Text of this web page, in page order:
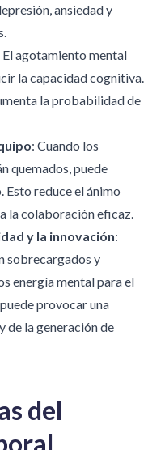
ansiedad y
El agotamiento mental
la capacidad cognitiva.
la probabilidad de
: Cuando los
quemados, puede
Esto reduce el ánimo
la colaboración eficaz.
y la innovación:
sobrecargados y
energía mental para el
provocar una
de la generación de
del